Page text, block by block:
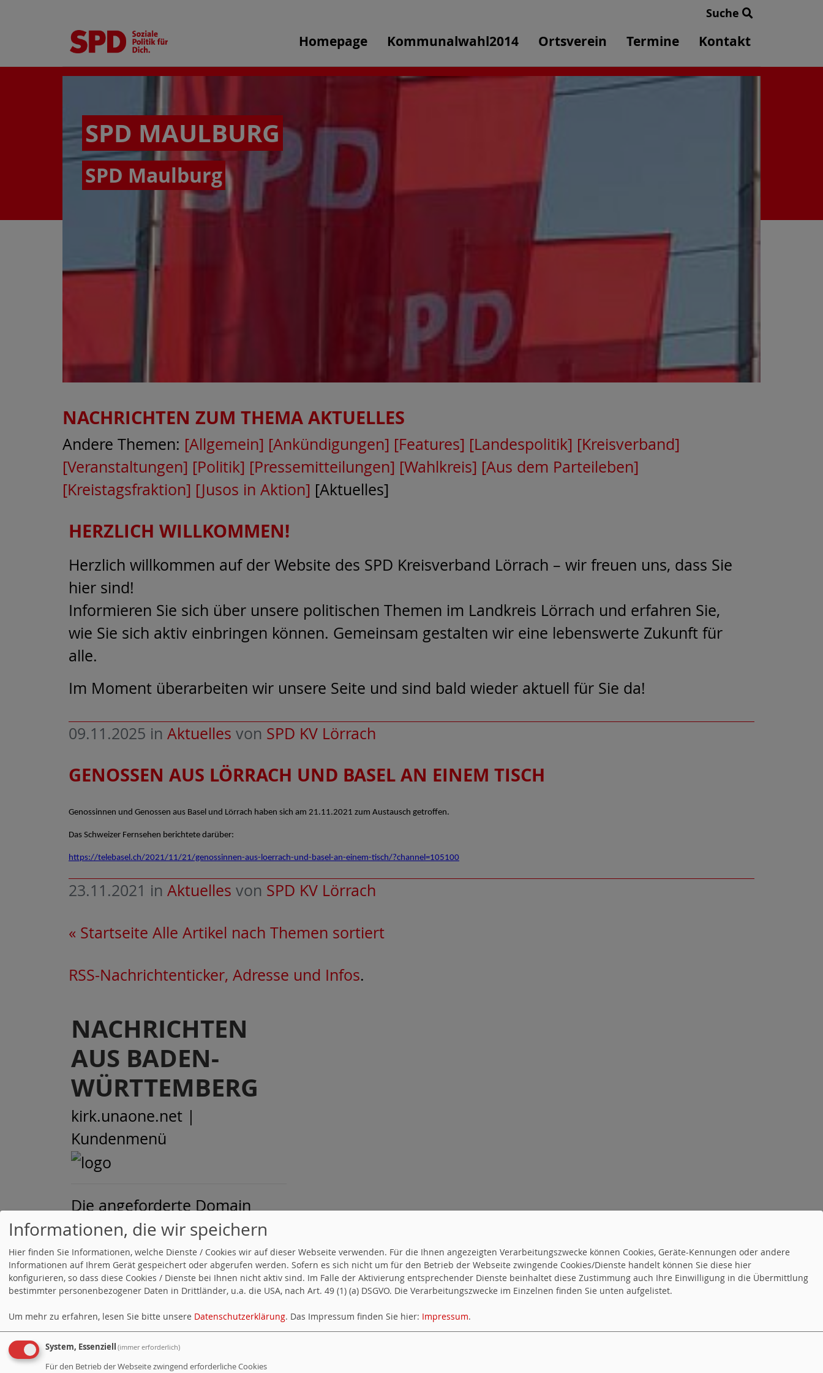
Suche
Homepage Kommunalwahl2014 Ortsverein Termine Kontakt
SPD MAULBURG
SPD Maulburg
NACHRICHTEN ZUM THEMA AKTUELLES
Andere Themen: [Allgemein] [Ankündigungen] [Features] [Landespolitik] [Kreisverband]
[Veranstaltungen] [Politik] [Pressemitteilungen] [Wahlkreis] [Aus dem Parteileben]
[Kreistagsfraktion] [Jusos in Aktion] [Aktuelles]
HERZLICH WILLKOMMEN!
Herzlich willkommen auf der Website des SPD Kreisverband Lörrach – wir freuen uns, dass Sie
hier sind!
Informieren Sie sich über unsere politischen Themen im Landkreis Lörrach und erfahren Sie,
wie Sie sich aktiv einbringen können. Gemeinsam gestalten wir eine lebenswerte Zukunft für
alle.
Im Moment überarbeiten wir unsere Seite und sind bald wieder aktuell für Sie da!
09.11.2025 in Aktuelles von SPD KV Lörrach
GENOSSEN AUS LÖRRACH UND BASEL AN EINEM TISCH
Genossinnen und Genossen aus Basel und Lörrach haben sich am 21.11.2021 zum Austausch getroffen.
Das Schweizer Fernsehen berichtete darüber:
https://telebasel.ch/2021/11/21/genossinnen-aus-loerrach-und-basel-an-einem-tisch/?channel=105100
23.11.2021 in Aktuelles von SPD KV Lörrach
« Startseite Alle Artikel nach Themen sortiert
RSS-Nachrichtenticker, Adresse und Infos.
NACHRICHTEN
AUS BADEN-
WÜRTTEMBERG
kirk.unaone.net |
Kundenmenü
Die angeforderte Domain
konnte auf diesem Server
nicht gefunden werden.
KeyHelp © 2026 by Keyweb
AG
Informationen, die wir speichern
Hier finden Sie Informationen, welche Dienste / Cookies wir auf dieser Webseite verwenden. Für die Ihnen angezeigten Verarbeitungszwecke können Cookies, Geräte-Kennungen oder andere
Informationen auf Ihrem Gerät gespeichert oder abgerufen werden. Sofern es sich nicht um für den Betrieb der Webseite zwingende Cookies/Dienste handelt können Sie diese hier
konfigurieren, so dass diese Cookies / Dienste bei Ihnen nicht aktiv sind. Im Falle der Aktivierung entsprechender Dienste beinhaltet diese Zustimmung auch Ihre Einwilligung in die Übermittlung
bestimmter personenbezogener Daten in Drittländer, u.a. die USA, nach Art. 49 (1) (a) DSGVO. Die Verarbeitungszwecke im Einzelnen finden Sie unten aufgelistet.
Um mehr zu erfahren, lesen Sie bitte unsere Datenschutzerklärung. Das Impressum finden Sie hier: Impressum.
System, Essenziell (immer erforderlich)
Für den Betrieb der Webseite zwingend erforderliche Cookies